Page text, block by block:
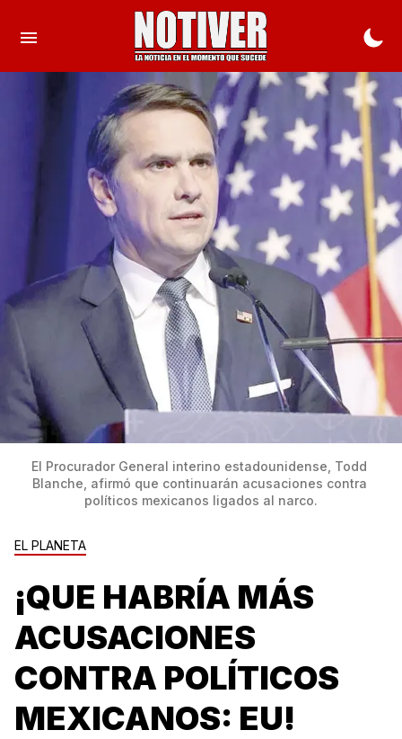
EL PLANETA
¡QUE HABRÍA MÁS
ACUSACIONES
CONTRA POLÍTICOS
MEXICANOS: EU!
El Procurador General interino estadounidense, Todd
Blanche, afirmó que continuarán acusaciones contra
políticos mexicanos ligados al narco.